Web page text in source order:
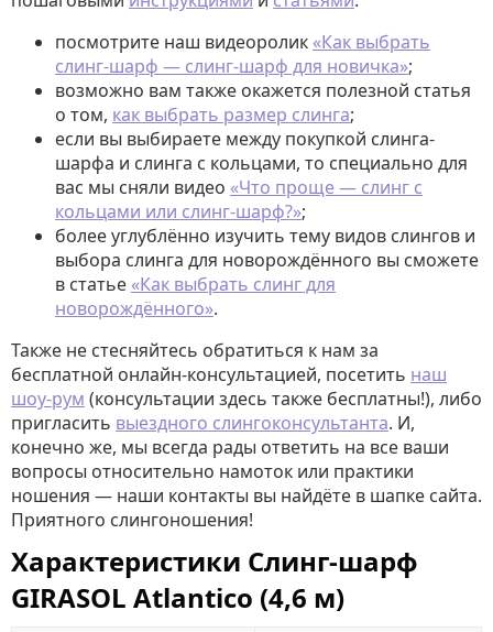
посмотрите наш видеоролик «Как выбрать
слинг-шарф — слинг-шарф для новичка»;
возможно вам также окажется полезной статья
о том, как выбрать размер слинга;
если вы выбираете между покупкой слинга-
шарфа и слинга с кольцами, то специально для
вас мы сняли видео «Что проще — слинг с
кольцами или слинг-шарф?»;
более углублённо изучить тему видов слингов и
выбора слинга для новорождённого вы сможете
в статье «Как выбрать слинг для
новорождённого».
Также не стесняйтесь обратиться к нам за
бесплатной онлайн-консультацией, посетить наш
шоу-рум (консультации здесь также бесплатны!), либо
пригласить выездного слингоконсультанта. И,
конечно же, мы всегда рады ответить на все ваши
вопросы относительно намоток или практики
ношения — наши контакты вы найдёте в шапке сайта.
Приятного слингоношения!
Характеристики Слинг-шарф
GIRASOL Atlantico (4,6 м)